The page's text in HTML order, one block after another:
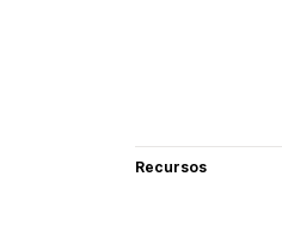
Recursos